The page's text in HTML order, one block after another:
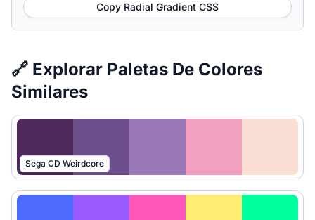
Copy Radial Gradient CSS
🔗 Explorar Paletas De Colores
Similares
Sega CD Weirdcore